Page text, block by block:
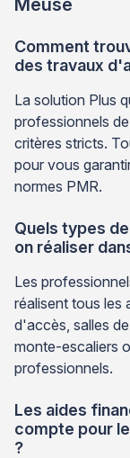
Meuse
Comment
des travaux
La solution Plus
professionnels
critères stricts.
pour vous
normes PMR.
Quels types
on réaliser
Les
réalisent tous les
d'accès, salles
monte-escaliers
professionnels.
Les aides
compte pour
?